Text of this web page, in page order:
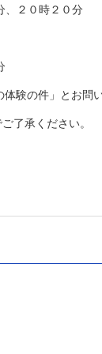
、２０時２０分
験の件」とお問
了承ください。